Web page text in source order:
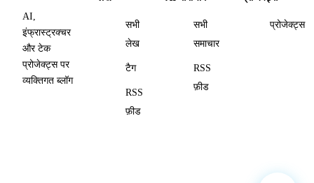
AI,
इंफ्रास्ट्रक्चर
और टेक
प्रोजेक्ट्स पर
व्यक्तिगत ब्लॉग
सभी
लेख
टैग
RSS
फ़ीड
सभी
समाचार
RSS
फ़ीड
प्रोजेक्ट्स